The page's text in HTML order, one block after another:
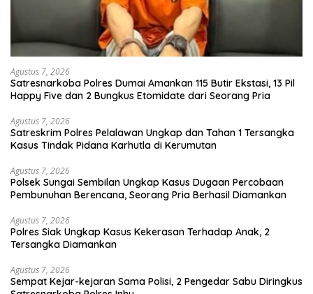
Agustus 7, 2026
Satresnarkoba Polres Dumai Amankan 115 Butir Ekstasi, 13 Pil
Happy Five dan 2 Bungkus Etomidate dari Seorang Pria
Agustus 7, 2026
Satreskrim Polres Pelalawan Ungkap dan Tahan 1 Tersangka
Kasus Tindak Pidana Karhutla di Kerumutan
Agustus 7, 2026
Polsek Sungai Sembilan Ungkap Kasus Dugaan Percobaan
Pembunuhan Berencana, Seorang Pria Berhasil Diamankan
Agustus 7, 2026
Polres Siak Ungkap Kasus Kekerasan Terhadap Anak, 2
Tersangka Diamankan
Agustus 7, 2026
Sempat Kejar-kejaran Sama Polisi, 2 Pengedar Sabu Diringkus